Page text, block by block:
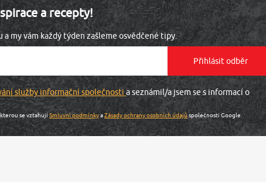
a recepty!
my vám každý týden zašleme osvědčené tipy.
služby informační společnosti a seznámil/a jsem se s informací o
kterou se vztahujíSmluvní podmínkyaZásady ochrany osobních údajůspolečnosti Google.